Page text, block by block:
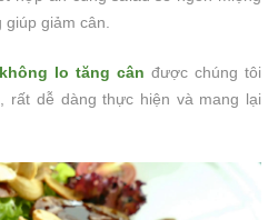
giảm cân.
lo tăng cân được chúng tôi
rất dễ dàng thực hiện và mang lại